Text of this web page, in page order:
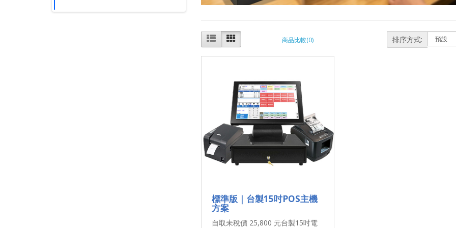
商品比較(0) 排序方式:
標準版｜台製15吋POS主機
方案
自取未稅價 25,800 元台製15吋電